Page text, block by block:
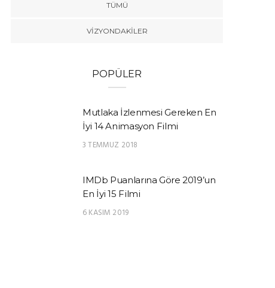
TÜMÜ
VIZYONDAKILER
POPÜLER
Mutlaka İzlenmesi Gereken En
İyi 14 Animasyon Filmi
3 TEMMUZ 2018
IMDb Puanlarına Göre 2019’un
En İyi 15 Filmi
6 KASIM 2019